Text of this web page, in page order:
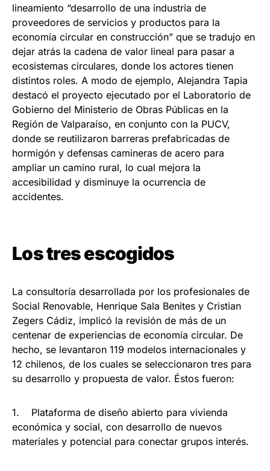
lineamiento “desarrollo de una industria de
proveedores de servicios y productos para la
economía circular en construcción” que se tradujo en
dejar atrás la cadena de valor lineal para pasar a
ecosistemas circulares, donde los actores tienen
distintos roles. A modo de ejemplo, Alejandra Tapia
destacó el proyecto ejecutado por el Laboratorio de
Gobierno del Ministerio de Obras Públicas en la
Región de Valparaíso, en conjunto con la PUCV,
donde se reutilizaron barreras prefabricadas de
hormigón y defensas camineras de acero para
ampliar un camino rural, lo cual mejora la
accesibilidad y disminuye la ocurrencia de
accidentes.
Los tres escogidos
La consultoría desarrollada por los profesionales de
Social Renovable, Henrique Sala Benites y Cristian
Zegers Cádiz, implicó la revisión de más de un
centenar de experiencias de economía circular. De
hecho, se levantaron 119 modelos internacionales y
12 chilenos, de los cuales se seleccionaron tres para
su desarrollo y propuesta de valor. Éstos fueron:
1. Plataforma de diseño abierto para vivienda
económica y social, con desarrollo de nuevos
materiales y potencial para conectar grupos interés.